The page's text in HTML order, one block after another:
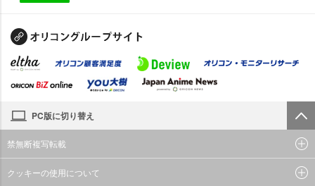
PC版に切り替え
禁無断複写転載
クッキーの使用について